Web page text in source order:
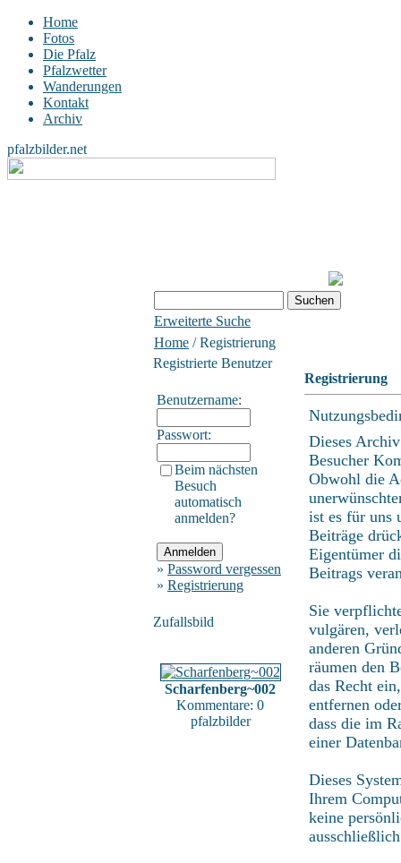
Home
Fotos
Die Pfalz
Pfalzwetter
Wanderungen
Kontakt
Archiv
pfalzbilder.net
Erweiterte Suche
Home / Registrierung
Registrierte Benutzer
Benutzername:
Passwort:
Beim nächsten
Besuch
automatisch
anmelden?
» Password vergessen
» Registrierung
Zufallsbild
Scharfenberg~002
Kommentare: 0
pfalzbilder
Registrierung
Dieses
Besucher
Obwohl die
ist es für uns
Beiträge
Eigentümer
Beitrags
Sie
vulgären,
anderen
räumen den
das Recht
entfernen
dass die im
einer
Dieses
Ihrem
keine